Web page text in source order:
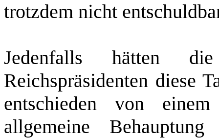
trotzdem nicht
Jedenfalls hätten
Reichspräsidenten diese
entschieden von
allgemeine Behauptung